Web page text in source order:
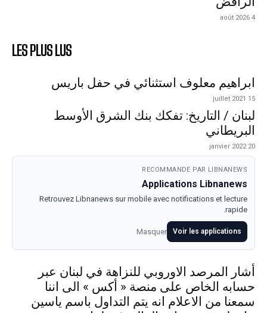
4 août 2026
LES PLUS LUS
ابراهيم معلوف استثنائي في حفل باريس
15 juillet 2021
لبنان / التاريخ: تفكك بنك الشرق الأوسط
البريطاني
20 janvier 2022
RECOMMANDE PAR LIBNANEWS
Applications Libnanews
Retrouvez Libnanews sur mobile avec notifications et lecture
rapide.
Voir les applications
Masquer
أشار المرصد الاوروبي للنزاهة في لبنان عبر
حسابه الخاص على منصة « أكس » الى اننا
سمعنا من الاعلام انه يتم التداول باسم ياسين